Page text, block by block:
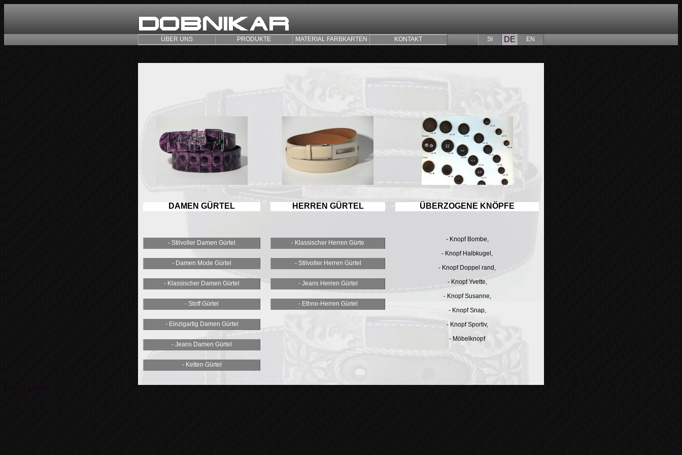
ÜBER UNS PRODUKTE MATERIAL FARBKARTEN KONTAKT SI DE EN
DAMEN GÜRTEL HERREN GÜRTEL ÜBERZOGENE KNÖPFE
- Stilvoller Damen Gürtel
- Damen Mode Gürtel
- Klassischer Damen Gürtel
- Stoff Gürtel
- Einzigartig Damen Gürtel
- Jeans Damen Gürtel
- Ketten Gürtel
- Klassischer Herren Gürte
- Stilvoller Herren Gürtel
- Jeans Herren Gürtel
- Ethno-Herren Gürtel
- Knopf Bombe,
- Knopf Halbkugel,
- Knopf Doppel rand,
- Knopf Yvette,
- Knopf Susanne,
- Knopf Snap,
- Knopf Sportiv,
- Möbelknopf
Can't open f0000